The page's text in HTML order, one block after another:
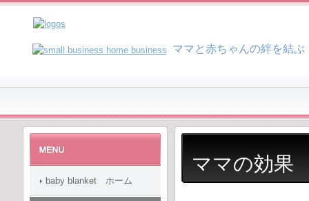
ママと赤ちゃんの絆を結
ママの効果
baby blanket ホーム